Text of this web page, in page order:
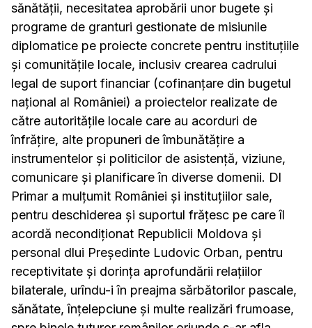
sănătății, necesitatea aprobării unor bugete și
programe de granturi gestionate de misiunile
diplomatice pe proiecte concrete pentru instituțiile
și comunitățile locale, inclusiv crearea cadrului
legal de suport financiar (cofinanțare din bugetul
național al României) a proiectelor realizate de
către autoritățile locale care au acorduri de
înfrățire, alte propuneri de îmbunătățire a
instrumentelor și politicilor de asistență, viziune,
comunicare și planificare în diverse domenii. Dl
Primar a mulțumit României și instituțiilor sale,
pentru deschiderea și suportul frățesc pe care îl
acordă necondiționat Republicii Moldova și
personal dlui Președinte Ludovic Orban, pentru
receptivitate și dorința aprofundării relațiilor
bilaterale, urîndu-i în preajma sărbătorilor pascale,
sănătate, înțelepciune și multe realizări frumoase,